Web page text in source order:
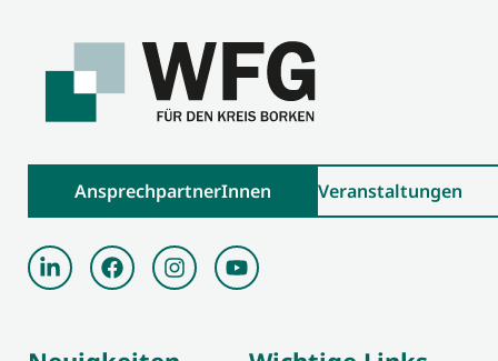
AnsprechpartnerInnen Veranstaltungen